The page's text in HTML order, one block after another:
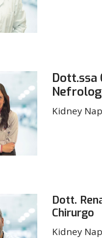
Dott.ssa
Kidney
Dott.
Chirurgo
Kidney